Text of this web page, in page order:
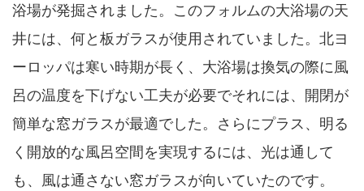
浴場が発掘されました。このフォルムの大浴場の天
井には、何と板ガラスが使用されていました。北ヨ
ーロッパは寒い時期が長く、大浴場は換気の際に風
呂の温度を下げない工夫が必要でそれには、開閉が
簡単な窓ガラスが最適でした。さらにプラス、明る
く開放的な風呂空間を実現するには、光は通して
も、風は通さない窓ガラスが向いていたのです。